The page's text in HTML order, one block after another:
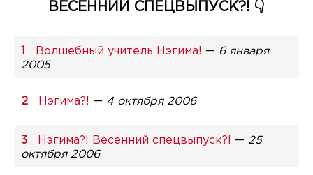
ВЕСЕННИЙ СПЕЦВЫПУСК?! 👇
Волшебный учитель Нэгима! — 6 января
2005
Нэгима?! — 4 октября 2006
Нэгима?! Весенний спецвыпуск?! — 25
октября 2006